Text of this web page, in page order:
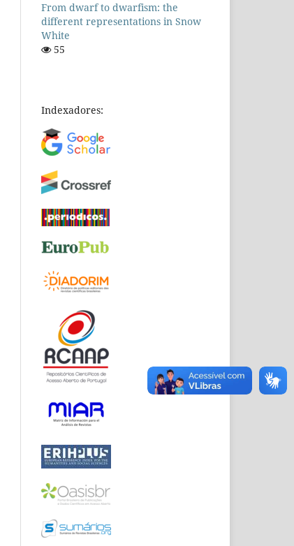
From dwarf to dwarfism: the
different representations in Snow
White
55
Indexadores: